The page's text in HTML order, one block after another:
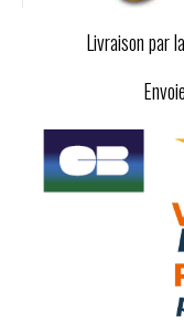
Livraison par